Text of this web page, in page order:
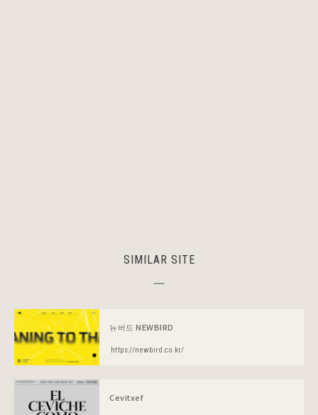
SIMILAR SITE
뉴버드 NEWBIRD
https://newbird.co.kr/
Cevitxef